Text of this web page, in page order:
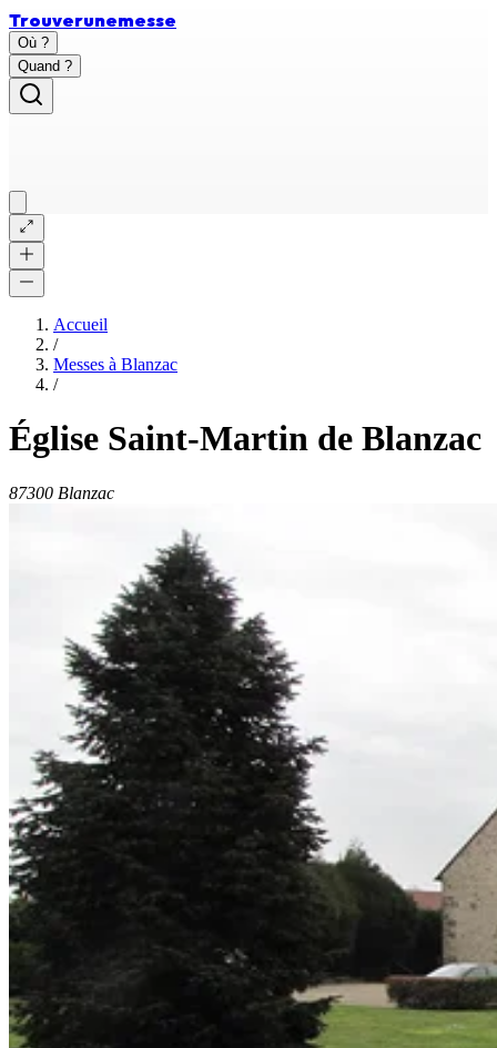
Trouverunemesse
Où ?
Quand ?
Accueil
/
Messes à Blanzac
/
Église Saint-Martin de Blanzac
87300 Blanzac